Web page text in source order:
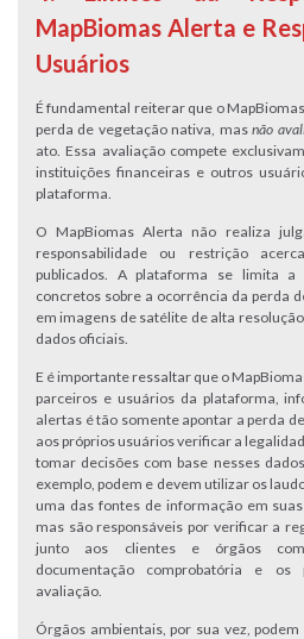
MapBiomas Alerta e
Usuários
É fundamental reiterar que o
perda de vegetação nativa, masnão
ato. Essa avaliação compete
instituições financeiras e outros
plataforma.
O MapBiomas Alerta não realiza
responsabilidade ou restrição
publicados. A plataforma se limita
concretos sobre a ocorrência da perda
em imagens de satélite de alta
dados oficiais.
E é importante ressaltar que o
parceiros e usuários da plataforma,
alertas é tão somente apontar a perda
aos próprios usuários verificar a
tomar decisões com base nesses
exemplo, podem e devem utilizar os
uma das fontes de informação em
mas são responsáveis por verificar a
junto aos clientes e órgãos
documentação comprobatória e os
avaliação.
Órgãos ambientais, por sua vez,